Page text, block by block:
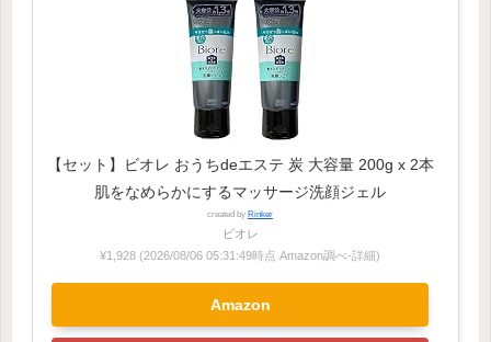
【セット】ビオレ おうちdeエステ 炭 大容量 200g x 2本
肌をなめらかにするマッサージ洗顔ジェル
created by Rinker
ビオレ
¥1,928 (2026/08/06 05:31:49時点 Amazon調べ-詳細)
Amazon